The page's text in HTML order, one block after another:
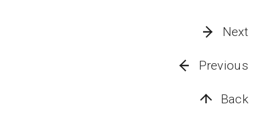
Next
Previous
Back